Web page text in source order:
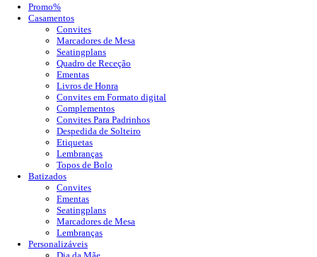
Promo%
Casamentos
Convites
Marcadores de Mesa
Seatingplans
Quadro de Receção
Ementas
Livros de Honra
Convites em Formato digital
Complementos
Convites Para Padrinhos
Despedida de Solteiro
Etiquetas
Lembranças
Topos de Bolo
Batizados
Convites
Ementas
Seatingplans
Marcadores de Mesa
Lembranças
Personalizáveis